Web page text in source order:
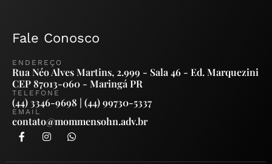
ENDEREÇO
Rua Néo Alves Martins, 2.999 - Sala 46 - Ed. Marquezini
CEP 87013-060 - Maringá PR
TELEFONE
(44) 3346-9698 | (44) 99730-5337
EMAIL
contato@mommensohn.adv.br
Fale Conosco